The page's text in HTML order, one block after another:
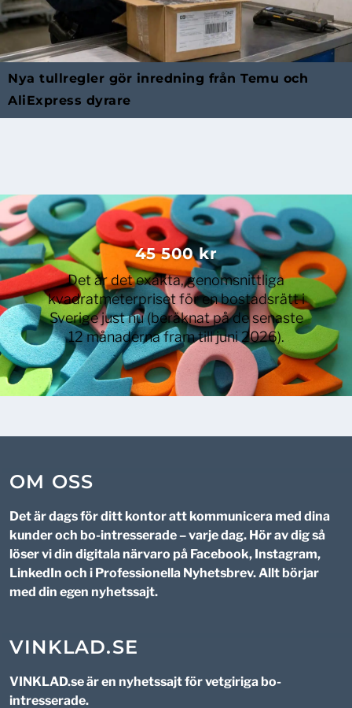
Nya tullregler gör inredning från Temu och
AliExpress dyrare
45 500 kr
Det är det exakta, genomsnittliga
kvadratmeterpriset för en bostadsrätt i
Sverige just nu (beräknat på de senaste
12 månaderna fram till juni 2026).
OM OSS
Det är dags för ditt kontor att kommunicera med dina
kunder och bo-intresserade – varje dag. Hör av dig så
löser vi din digitala närvaro på Facebook, Instagram,
LinkedIn och i Professionella Nyhetsbrev. Allt börjar
med din egen nyhetssajt.
VINKLAD.SE
VINKLAD.se är en nyhetssajt för vetgiriga bo-
intresserade.